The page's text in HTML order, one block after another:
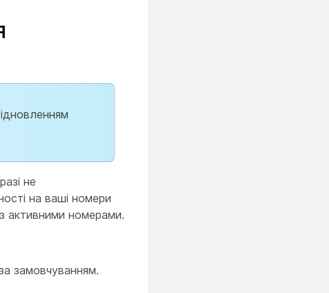
не
на ваші номери
активними номерами.
замовчуванням.